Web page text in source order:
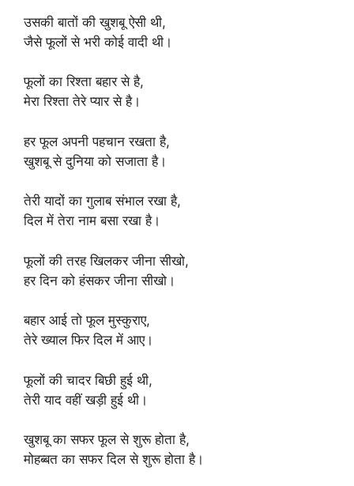
उसकी बातों की खुशबू ऐसी थी,
जैसे फूलों से भरी कोई वादी थी।
फूलों का रिश्ता बहार से है,
मेरा रिश्ता तेरे प्यार से है।
हर फूल अपनी पहचान रखता है,
खुशबू से दुनिया को सजाता है।
तेरी यादों का गुलाब संभाल रखा है,
दिल में तेरा नाम बसा रखा है।
फूलों की तरह खिलकर जीना सीखो,
हर दिन को हंसकर जीना सीखो।
बहार आई तो फूल मुस्कुराए,
तेरे ख्याल फिर दिल में आए।
फूलों की चादर बिछी हुई थी,
तेरी याद वहीं खड़ी हुई थी।
खुशबू का सफर फूल से शुरू होता है,
मोहब्बत का सफर दिल से शुरू होता है।